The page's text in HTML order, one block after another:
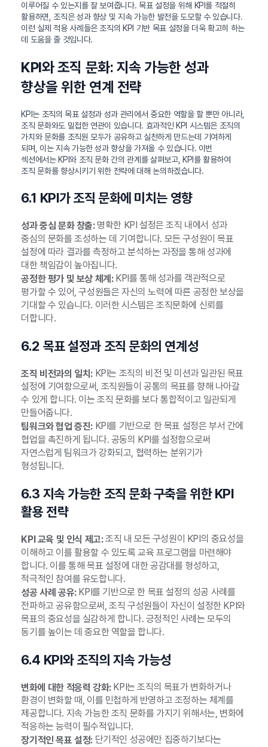
이루어질 수 있는지를 잘 보여줍니다. 목표 설정을 위해 KPI를 적절히
활용하면, 조직은 성과 향상 및 지속 가능한 발전을 도모할 수 있습니다.
이런 실제 적용 사례들은 조직의 KPI 기반 목표 설정을 더욱 확고히 하는
데 도움을 줄 것입니다.
KPI와 조직 문화: 지속 가능한 성과
향상을 위한 연계 전략
KPI는 조직의 목표 설정과 성과 관리에서 중요한 역할을 할 뿐만 아니라,
조직 문화와도 밀접한 연관이 있습니다. 효과적인 KPI 시스템은 조직의
가치와 문화를 조직원 모두가 공유하고 실천하게 만드는데 기여하게
되며, 이는 지속 가능한 성과 향상을 가져올 수 있습니다. 이번
섹션에서는 KPI와 조직 문화 간의 관계를 살펴보고, KPI를 활용하여
조직 문화를 향상시키기 위한 전략에 대해 논의하겠습니다.
6.1 KPI가 조직 문화에 미치는 영향
성과 중심 문화 창출:명확한 KPI 설정은 조직 내에서 성과
중심의 문화를 조성하는 데 기여합니다. 모든 구성원이 목표
설정에 따라 결과를 측정하고 분석하는 과정을 통해 성과에
대한 책임감이 높아집니다.
공정한 평가 및 보상 체계:KPI를 통해 성과를 객관적으로
평가할 수 있어, 구성원들은 자신의 노력에 따른 공정한 보상을
기대할 수 있습니다. 이러한 시스템은 조직문화에 신뢰를
더합니다.
6.2 목표 설정과 조직 문화의 연계성
조직 비전과의 일치:KPI는 조직의 비전 및 미션과 일관된 목표
설정에 기여함으로써, 조직원들이 공통의 목표를 향해 나아갈
수 있게 합니다. 이는 조직 문화를 보다 통합적이고 일관되게
만들어줍니다.
팀워크와 협업 증진:KPI를 기반으로 한 목표 설정은 부서 간에
협업을 촉진하게 됩니다. 공동의 KPI를 설정함으로써
자연스럽게 팀워크가 강화되고, 협력하는 분위기가
형성됩니다.
6.3 지속 가능한 조직 문화 구축을 위한 KPI
활용 전략
KPI 교육 및 인식 제고:조직 내 모든 구성원이 KPI의 중요성을
이해하고 이를 활용할 수 있도록 교육 프로그램을 마련해야
합니다. 이를 통해 목표 설정에 대한 공감대를 형성하고,
적극적인 참여를 유도합니다.
성공 사례 공유:KPI를 기반으로 한 목표 설정의 성공 사례를
전파하고 공유함으로써, 조직 구성원들이 자신이 설정한 KPI와
목표의 중요성을 실감하게 합니다. 긍정적인 사례는 모두의
동기를 높이는 데 중요한 역할을 합니다.
6.4 KPI와 조직의 지속 가능성
변화에 대한 적응력 강화:KPI는 조직의 목표가 변화하거나
환경이 변화할 때, 이를 민첩하게 반영하고 조정하는 체계를
제공합니다. 지속 가능한 조직 문화를 가지기 위해서는, 변화에
적응하는 능력이 필수적입니다.
장기적인 목표 설정:단기적인 성공에만 집중하기보다는